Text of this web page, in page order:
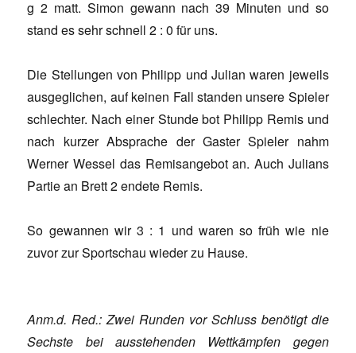
g 2 matt. Simon gewann nach 39 Minuten und so
stand es sehr schnell 2 : 0 für uns.
Die Stellungen von Philipp und Julian waren jeweils
ausgeglichen, auf keinen Fall standen unsere Spieler
schlechter. Nach einer Stunde bot Philipp Remis und
nach kurzer Absprache der Gaster Spieler nahm
Werner Wessel das Remisangebot an. Auch Julians
Partie an Brett 2 endete Remis.
So gewannen wir 3 : 1 und waren so früh wie nie
zuvor zur Sportschau wieder zu Hause.
Anm.d. Red.: Zwei Runden vor Schluss benötigt die
Sechste bei ausstehenden Wettkämpfen gegen